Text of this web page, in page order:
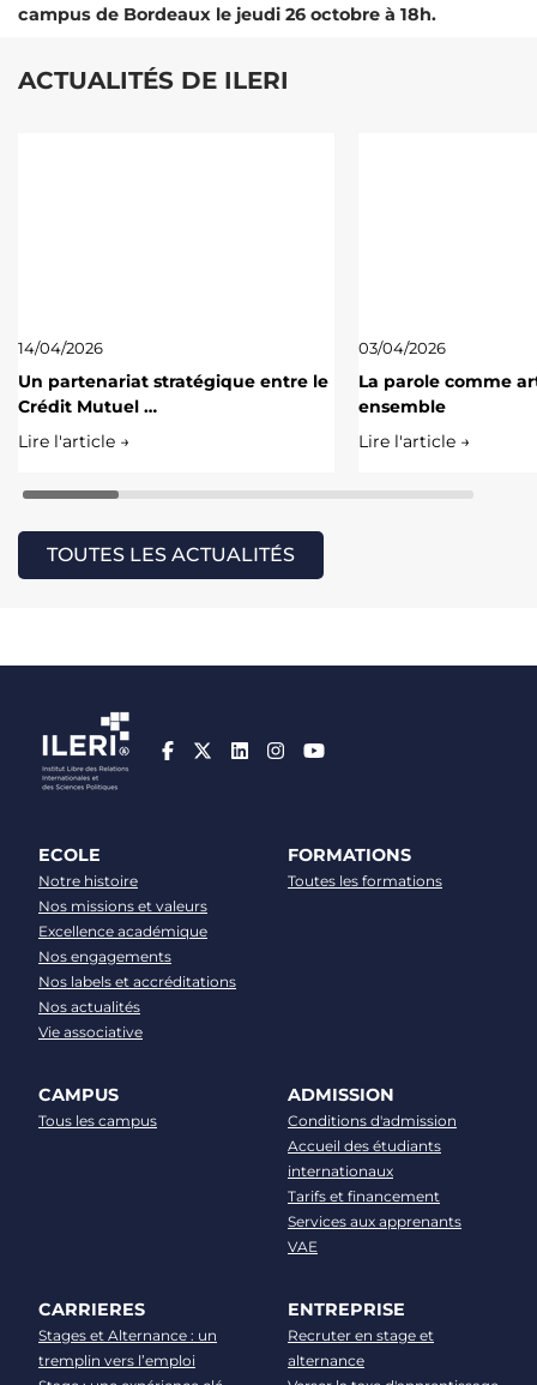
campus de Bordeaux le jeudi 26 octobre à 18h.
ACTUALITÉS DE ILERI
14/04/2026
Un partenariat stratégique entre le
Crédit Mutuel …
Lire l'article →
03/04/2026
La parole comme
ensemble
Lire l'article →
TOUTES LES ACTUALITÉS
ECOLE
Notre histoire
Nos missions et valeurs
Excellence académique
Nos engagements
Nos labels et accréditations
Nos actualités
Vie associative
FORMATIONS
Toutes les formations
CAMPUS
Tous les campus
ADMISSION
Conditions d'admission
Accueil des étudiants
internationaux
Tarifs et financement
Services aux apprenants
VAE
CARRIERES
Stages et Alternance : un
tremplin vers l’emploi
ENTREPRISE
Recruter en stage et
alternance